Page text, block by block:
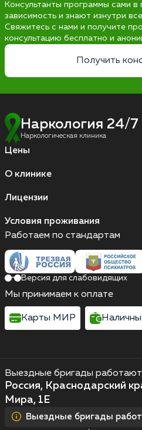
Консультанты программы сами
зависимость и знают изнутри
Свяжитесь с нами и получите
консультацию бесплатно и
Получить
Наркология 24/7
Наркологическая клиника
Цены
О клинике
Лицензии
Условия проживания
Выездные бригады работают
Россия, Краснодарский
Мира, 1Е
Выездные бригады
Работаем по стандартам
Версия для слабовидящих
Мы принимаем к оплате
Карты МИР